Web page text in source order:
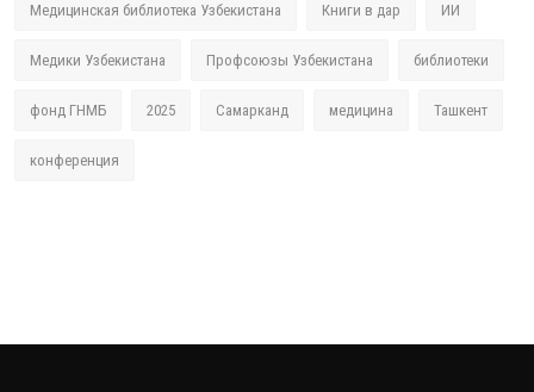
Медицинская библиотека Узбекистана Книги в дар ИИ
Медики Узбекистана Профсоюзы Узбекистана библиотеки
фонд ГНМБ 2025 Самарканд медицина Ташкент
конференция